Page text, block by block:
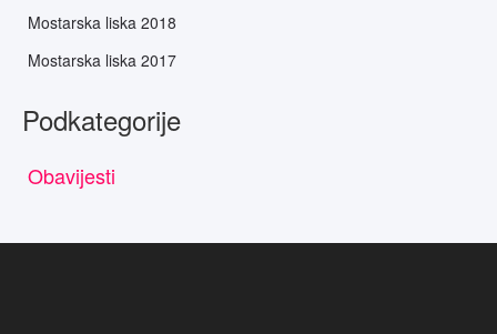
Mostarska liska 2018
Mostarska liska 2017
Podkategorije
Obavijesti